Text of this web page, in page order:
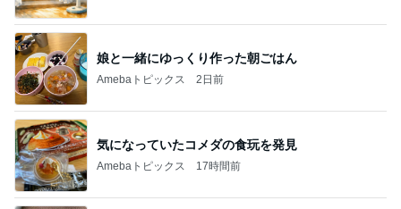
娘と一緒にゆっくり作った朝ごはん
Amebaトピックス 2日前
気になっていたコメダの食玩を発見
Amebaトピックス 17時間前